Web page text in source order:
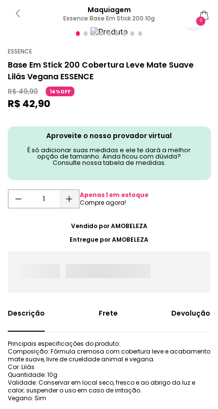
Maquiagem
Essence Base Em Stick 200 10g 0
ESSENCE
Base Em Stick 200 Cobertura Leve Mate Suave
Lilás Vegana ESSENCE
R$ 49,90 14%OFF
R$ 42,90
Aproveite o nosso provador virtual
É só adicionar suas medidas e ele te dará a melhor
opção de tamanho. Ainda ficou com dúvida?
Consulte nossa tabela de medidas.
Apenas1 em estoque
Vendido porAMOBELEZA
Entregue porAMOBELEZA
Frete Devolução
Principais especificações do produto:
Composição: Fórmula cremosa com cobertura leve e acabamento
mate suave, livre de crueldade animal e vegana.
Cor: Lilás
Quantidade: 10g
Validade: Conservar em local seco, fresco e ao abrigo da luz e
calor; suspender o uso em caso de irritação.
Vegano: Sim